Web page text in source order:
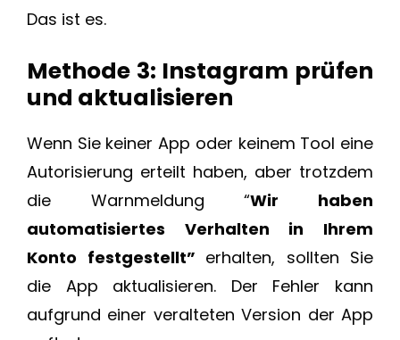
Das ist es.
Methode 3: Instagram prüfen
und aktualisieren
Wenn Sie keiner App oder keinem Tool eine
Autorisierung erteilt haben, aber trotzdem
die Warnmeldung “Wir haben
automatisiertes Verhalten in Ihrem
Konto festgestellt” erhalten, sollten Sie
die App aktualisieren. Der Fehler kann
aufgrund einer veralteten Version der App